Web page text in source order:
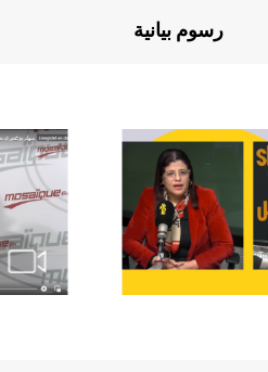
رسوم بيانية